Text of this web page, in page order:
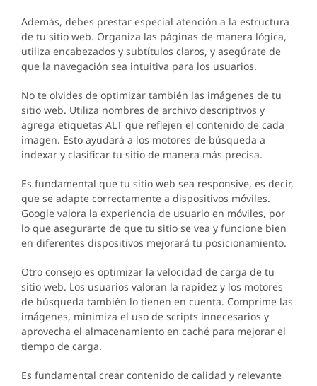
Además, debes prestar especial atención a la estructura
de tu sitio web. Organiza las páginas de manera lógica,
utiliza encabezados y subtítulos claros, y asegúrate de
que la navegación sea intuitiva para los usuarios.
No te olvides de optimizar también las imágenes de tu
sitio web. Utiliza nombres de archivo descriptivos y
agrega etiquetas ALT que reflejen el contenido de cada
imagen. Esto ayudará a los motores de búsqueda a
indexar y clasificar tu sitio de manera más precisa.
Es fundamental que tu sitio web sea responsive, es decir,
que se adapte correctamente a dispositivos móviles.
Google valora la experiencia de usuario en móviles, por
lo que asegurarte de que tu sitio se vea y funcione bien
en diferentes dispositivos mejorará tu posicionamiento.
Otro consejo es optimizar la velocidad de carga de tu
sitio web. Los usuarios valoran la rapidez y los motores
de búsqueda también lo tienen en cuenta. Comprime las
imágenes, minimiza el uso de scripts innecesarios y
aprovecha el almacenamiento en caché para mejorar el
tiempo de carga.
Es fundamental crear contenido de calidad y relevante